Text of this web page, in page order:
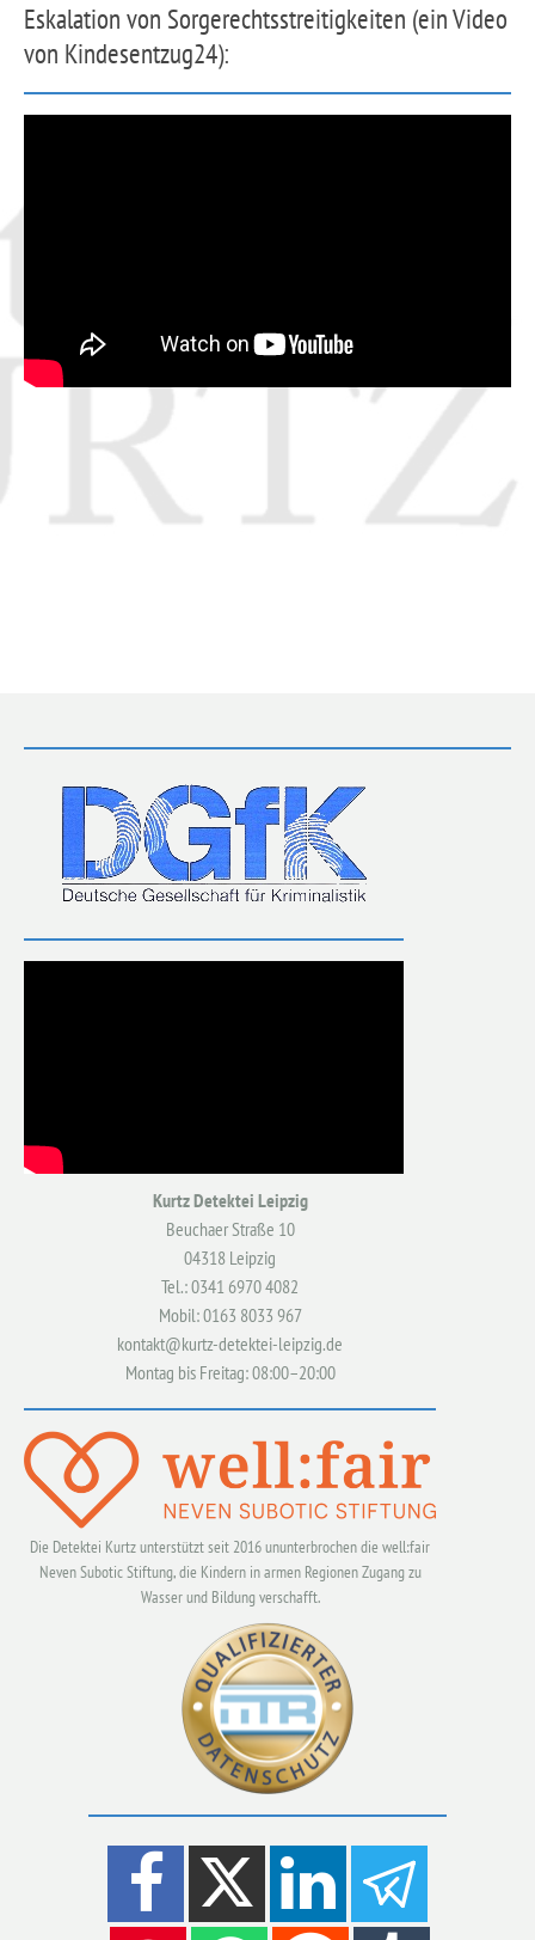
Eskalation von Sorgerechtsstreitigkeiten (ein Video
von Kindesentzug24):
Kurtz Detektei Leipzig
Beuchaer Straße 10
04318 Leipzig
Tel.: 0341 6970 4082
Mobil: 0163 8033 967
kontakt@kurtz-detektei-leipzig.de
Montag bis Freitag: 08:00–20:00
Die Detektei Kurtz unterstützt seit 2016 ununterbrochen die well:fair
Neven Subotic Stiftung, die Kindern in armen Regionen Zugang zu
Wasser und Bildung verschafft.